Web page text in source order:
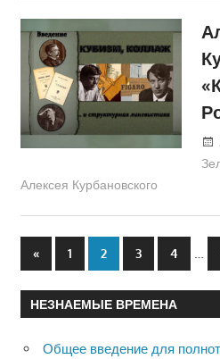
Алексея Курбановского
Пагинация
записей
«Previous
Posts
1 2 3 4 …
НЕЗНАЕМЫЕ ВРЕМЕНА
Общее введение для